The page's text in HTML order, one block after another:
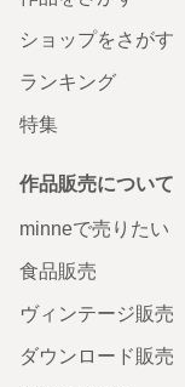
ショップをさがす
ランキング
特集
作品販売について
minneで売りたい
食品販売
ヴィンテージ販売
ダウンロード販売